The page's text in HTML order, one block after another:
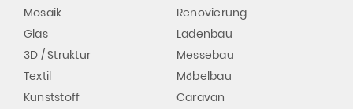
Mosaik
Glas
3D / Struktur
Textil
Kunststoff
Renovierung
Ladenbau
Messebau
Möbelbau
Caravan